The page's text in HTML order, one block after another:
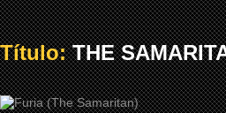
Título:THE